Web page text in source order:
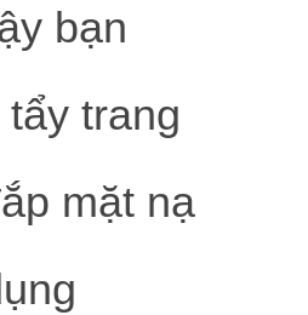
bạn
trang
mặt nạ